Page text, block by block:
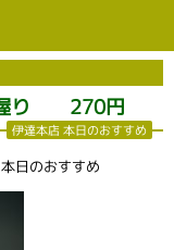
り 270円
伊達本店 本日のおすすめ
のおすすめ